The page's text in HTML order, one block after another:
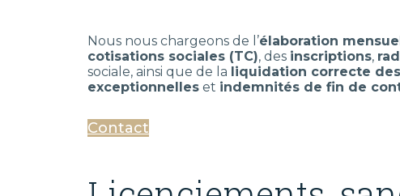
Nous nous chargeons de l’élaboration
cotisations sociales (TC), des inscriptions,
sociale, ainsi que de la liquidation correcte
exceptionnelles et indemnités de fin de
Contact